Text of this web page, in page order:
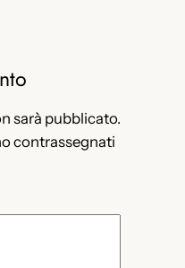
sarà pubblicato.
contrassegnati